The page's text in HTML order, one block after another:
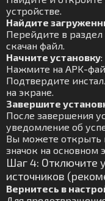
устройстве.
Найдите
Перейдите в раздел
скачан файл.
Начните установку:
Нажмите на APK-
Подтвердите
на экране.
Завершите
После завершения
уведомление об
Вы можете открыть
значок на основном
Шаг 4: Отключите
источников
Вернитесь в